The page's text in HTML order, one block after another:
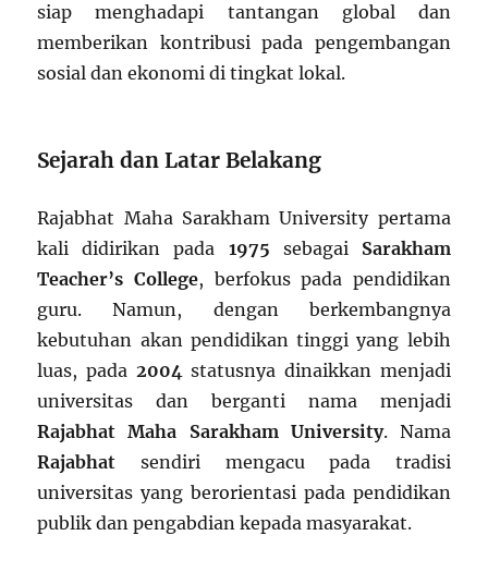
siap menghadapi tantangan global dan
memberikan kontribusi pada pengembangan
sosial dan ekonomi di tingkat lokal.
Sejarah dan Latar Belakang
Rajabhat Maha Sarakham University pertama
kali didirikan pada 1975 sebagai Sarakham
Teacher’s College, berfokus pada pendidikan
guru. Namun, dengan berkembangnya
kebutuhan akan pendidikan tinggi yang lebih
luas, pada 2004statusnya dinaikkan menjadi
universitas dan berganti nama menjadi
Rajabhat Maha Sarakham University. Nama
Rajabhat sendiri mengacu pada tradisi
universitas yang berorientasi pada pendidikan
publik dan pengabdian kepada masyarakat.